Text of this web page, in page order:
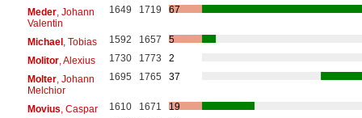
Meder, Johann
Valentin
1649 1719 67
Michael, Tobias 1592 1657
5
Molitor, Alexius 1730 1773
2
Molter, Johann
Melchior
1695 1765 37
Movius , Caspar 1610 1671
19